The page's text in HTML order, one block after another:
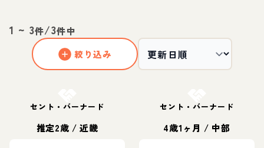
1 ~ 3件/3件中
絞り込み
セント・バーナード
推定2歳 / 近畿
セント・バーナード
4歳1ヶ月 / 中部